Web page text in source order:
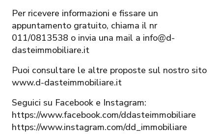
Per ricevere informazioni e fissare un
appuntamento gratuito, chiama il nr
011/0813538 o invia una mail a info@d-
dasteimmobiliare.it
Puoi consultare le altre proposte sul nostro sito
www.d-dasteimmobiliare.it
Seguici su Facebook e Instagram:
https://www.facebook.com/ddasteimmobiliare
https://www.instagram.com/dd_immobiliare